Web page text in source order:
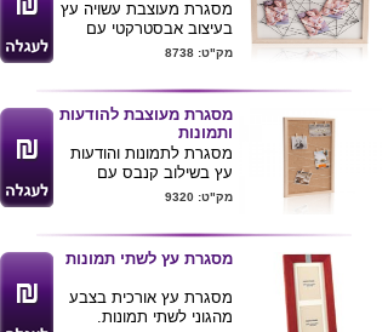
מסגרת מעוצבת עשויה עץ
בעיצוב אבסטרקטי עם
חוטים.
מק"ט: 8738
מסגרת מעוצבת להודעות
ותמונות
מסגרת לתמונות והודעות
עץ בשילוב קנבס עם
אטבים
לרכישת מוצר
בודדות ומשלוח
עד הבית לחצ/י
מק"ט: 9320
מסגרת עץ לשתי תמונות
מסגרת עץ אורכית בצבע
מהגוני לשתי תמונות.